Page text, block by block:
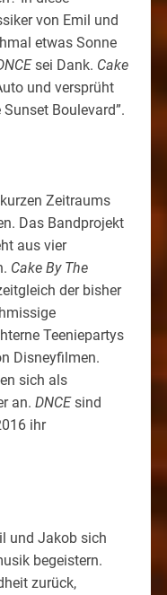
von Emil und
etwas Sonne
sei Dank. Cake
und versprüht
Boulevard”.
Zeitraums
Das Bandprojekt
aus vier
Cake By The
der bisher
Teeniepartys
Disneyfilmen.
sich als
an. DNCEsind
ihr
und Jakob sich
begeistern.
zurück,